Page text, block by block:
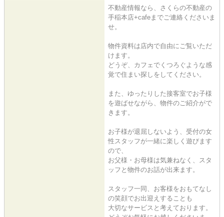
不動産情報なら、さくらの不動産の
手稲本店+cafeまでご連絡くださいま
せ。
物件資料は店内で自由にご覧いただ
けます。
どうぞ、カフェでくつろぐような感
覚で住まい探しをしてください。
また、ゆったりした接客室でお子様
を遊ばせながら、物件のご紹介がで
きます。
お子様が退屈しないよう、受付の女
性スタッフが一緒に楽しく遊びます
ので、
お父様・お母様は気兼ねなく、スタ
ッフと物件のお話が出来ます。
スタッフ一同、お客様をおもてなし
の笑顔でお出迎えすることも
大切なサービスと考えております。